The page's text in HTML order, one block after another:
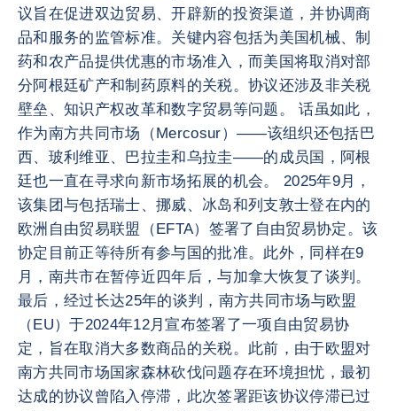
议旨在促进双边贸易、开辟新的投资渠道，并协调商
品和服务的监管标准。关键内容包括为美国机械、制
药和农产品提供优惠的市场准入，而美国将取消对部
分阿根廷矿产和制药原料的关税。协议还涉及非关税
壁垒、知识产权改革和数字贸易等问题。 话虽如此，
作为南方共同市场（Mercosur）——该组织还包括巴
西、玻利维亚、巴拉圭和乌拉圭——的成员国，阿根
廷也一直在寻求向新市场拓展的机会。 2025年9月，
该集团与包括瑞士、挪威、冰岛和列支敦士登在内的
欧洲自由贸易联盟（EFTA）签署了自由贸易协定。该
协定目前正等待所有参与国的批准。此外，同样在9
月，南共市在暂停近四年后，与加拿大恢复了谈判。
最后，经过长达25年的谈判，南方共同市场与欧盟
（EU）于2024年12月宣布签署了一项自由贸易协
定，旨在取消大多数商品的关税。此前，由于欧盟对
南方共同市场国家森林砍伐问题存在环境担忧，最初
达成的协议曾陷入停滞，此次签署距该协议停滞已过